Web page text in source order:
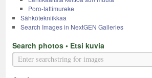
Poro-tattimureke
Sähkötekniikkaa
Search Images in NextGEN Galleries
Search photos • Etsi kuvia